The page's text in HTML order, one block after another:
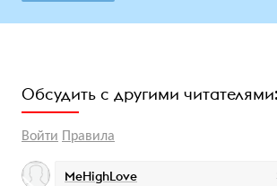
Обсудить с другими читателями:
Войти Правила
MeHighLove